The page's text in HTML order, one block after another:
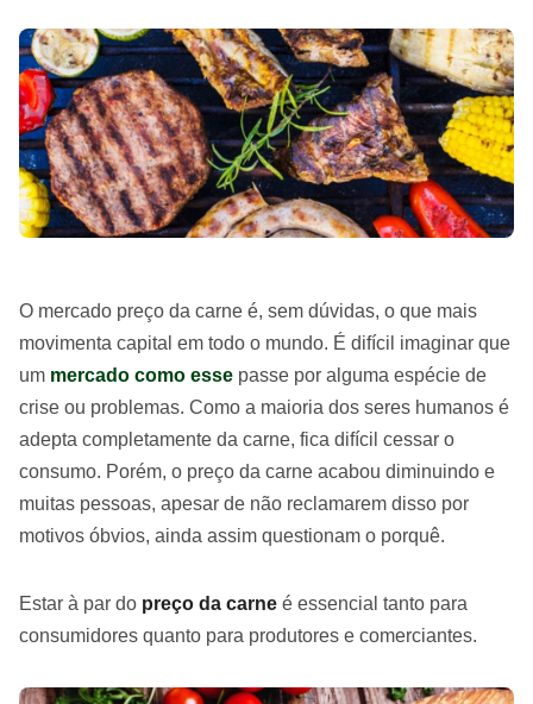
O mercado preço da carne é, sem dúvidas, o que mais
movimenta capital em todo o mundo. É difícil imaginar que
um mercado como esse passe por alguma espécie de
crise ou problemas. Como a maioria dos seres humanos é
adepta completamente da carne, fica difícil cessar o
consumo. Porém, o preço da carne acabou diminuindo e
muitas pessoas, apesar de não reclamarem disso por
motivos óbvios, ainda assim questionam o porquê.
Estar à par do preço da carne é essencial tanto para
consumidores quanto para produtores e comerciantes.